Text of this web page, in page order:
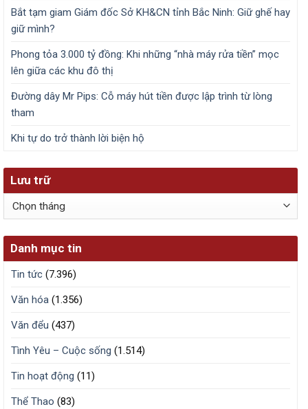
Bắt tạm giam Giám đốc Sở KH&CN tỉnh Bắc Ninh: Giữ ghế hay
giữ mình?
Phong tỏa 3.000 tỷ đồng: Khi những “nhà máy rửa tiền” mọc
lên giữa các khu đô thị
Đường dây Mr Pips: Cỗ máy hút tiền được lập trình từ lòng
tham
Khi tự do trở thành lời biện hộ
Lưu trữ
Lưu
trữ
Danh mục tin
Tin tức (7.396)
Văn hóa (1.356)
Văn đểu (437)
Tình Yêu – Cuộc sống (1.514)
Tin hoạt động (11)
Thể Thao (83)